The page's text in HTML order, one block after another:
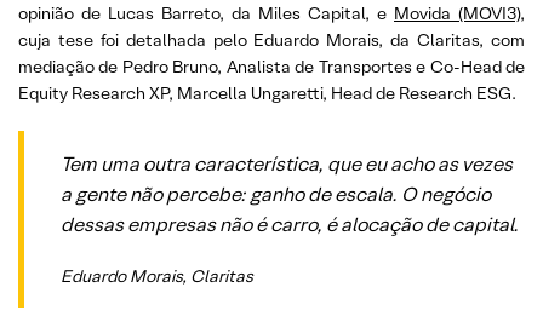
opinião de Lucas Barreto, da Miles Capital, e Movida (MOVI3),
cuja tese foi detalhada pelo Eduardo Morais, da Claritas, com
mediação de Pedro Bruno, Analista de Transportes e Co-Head de
Equity Research XP, Marcella Ungaretti, Head de Research ESG.
Tem uma outra característica, que eu acho as vezes
a gente não percebe: ganho de escala. O negócio
dessas empresas não é carro, é alocação de capital.
Eduardo Morais, Claritas